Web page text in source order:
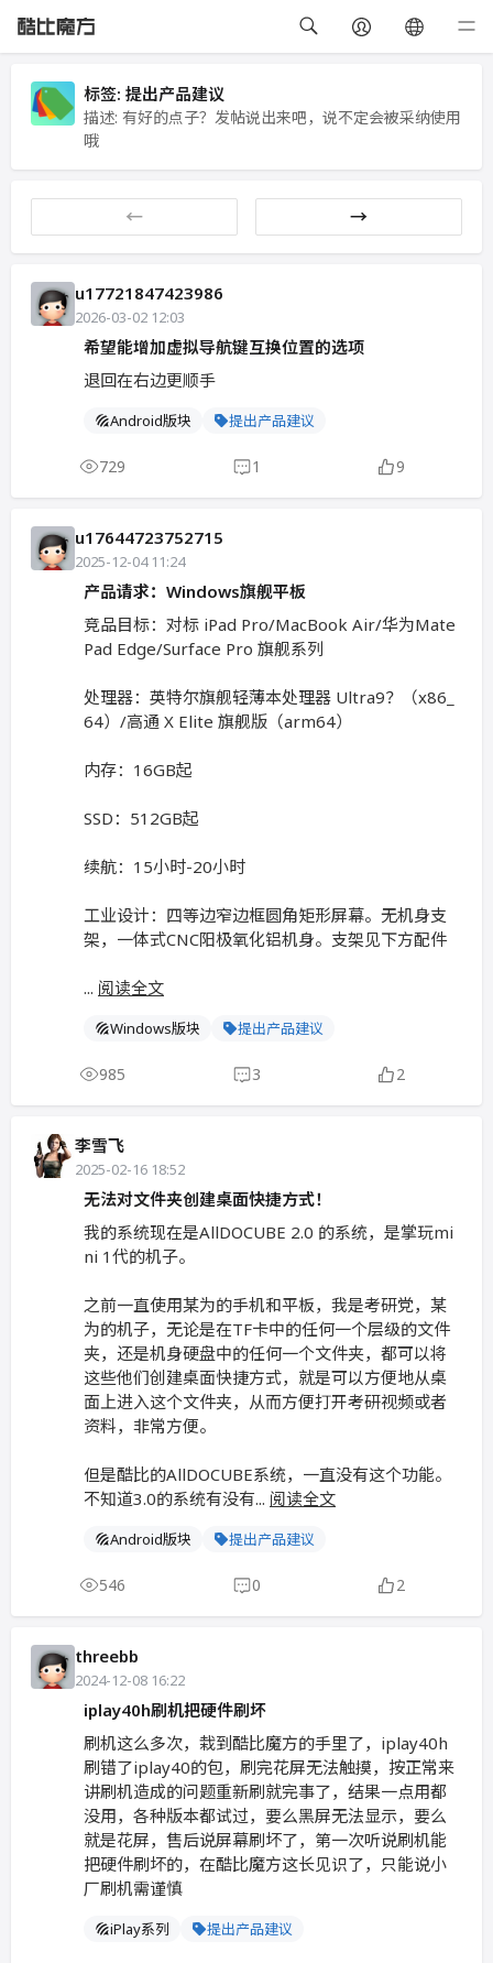
标签: 提出产品建议
描述: 有好的点子？发帖说出来吧，说不定会被采纳使用
哦
← →
u17721847423986
2026-03-02 12:03
希望能增加虚拟导航键互换位置的选项
退回在右边更顺手
Android版块 提出产品建议
729 1 9
u17644723752715
2025-12-04 11:24
产品请求：Windows旗舰平板
竞品目标：对标 iPad Pro/MacBook Air/华为Mate
Pad Edge/Surface Pro 旗舰系列
处理器：英特尔旗舰轻薄本处理器 Ultra9？（x86_
64）/高通 X Elite 旗舰版（arm64）
内存：16GB起
SSD：512GB起
续航：15小时-20小时
工业设计：四等边窄边框圆角矩形屏幕。无机身支
架，一体式CNC阳极氧化铝机身。支架见下方配件
... 阅读全文
Windows版块 提出产品建议
985 3 2
李雪飞
2025-02-16 18:52
无法对文件夹创建桌面快捷方式！
我的系统现在是AllDOCUBE 2.0 的系统，是掌玩mi
ni 1代的机子。
之前一直使用某为的手机和平板，我是考研党，某
为的机子，无论是在TF卡中的任何一个层级的文件
夹，还是机身硬盘中的任何一个文件夹，都可以将
这些他们创建桌面快捷方式，就是可以方便地从桌
面上进入这个文件夹，从而方便打开考研视频或者
资料，非常方便。
但是酷比的AllDOCUBE系统，一直没有这个功能。
不知道3.0的系统有没有... 阅读全文
Android版块 提出产品建议
546 0 2
threebb
2024-12-08 16:22
iplay40h刷机把硬件刷坏
刷机这么多次，栽到酷比魔方的手里了，iplay40h
刷错了iplay40的包，刷完花屏无法触摸，按正常来
讲刷机造成的问题重新刷就完事了，结果一点用都
没用，各种版本都试过，要么黑屏无法显示，要么
就是花屏，售后说屏幕刷坏了，第一次听说刷机能
把硬件刷坏的，在酷比魔方这长见识了，只能说小
厂刷机需谨慎
iPlay系列 提出产品建议